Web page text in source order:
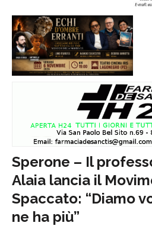
Sperone – Il
Alaia lancia il
Spaccato: “Diamo
ne ha più”